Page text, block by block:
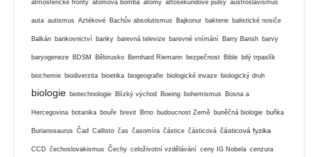
atmosférické fronty atomová bomba atomy attosekundové pulsy austroslavismus
auta autismus Aztékové Bachův absolutismus Bajkonur bakterie balistické nosiče
Balkán bankovnictví banky barevná televize barevné vnímání Barry Barish barvy
baryogeneze BDSM Bělorusko Bernhard Riemann bezpečnost Bible bilý trpaslík
biochemie biodiverzita bioetika biogeografie biologické invaze biologický druh
biologie biotechnologie Blízký východ Boeing bohemismus Bosna a
Hercegovina botanika bouře brexit Brno budoucnost Země buněčná biologie buňka
Burianosaurus Čad Callisto čas časomíra částice částicová částicová fyzika
CCD čechoslovakismus Čechy celoživotní vzdělávání ceny IG Nobela cenzura